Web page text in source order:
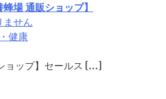
場 通販ショップ】
ません
健康
ョップ】セールス […]